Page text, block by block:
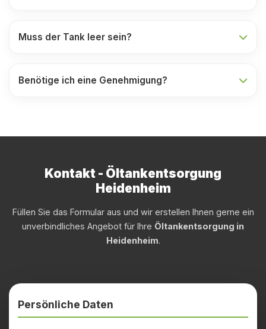
Muss der Tank leer sein?
Benötige ich eine Genehmigung?
Kontakt - Öltankentsorgung
Heidenheim
Füllen Sie das Formular aus und wir erstellen Ihnen gerne ein
unverbindliches Angebot für Ihre Öltankentsorgung in
Heidenheim.
Persönliche Daten